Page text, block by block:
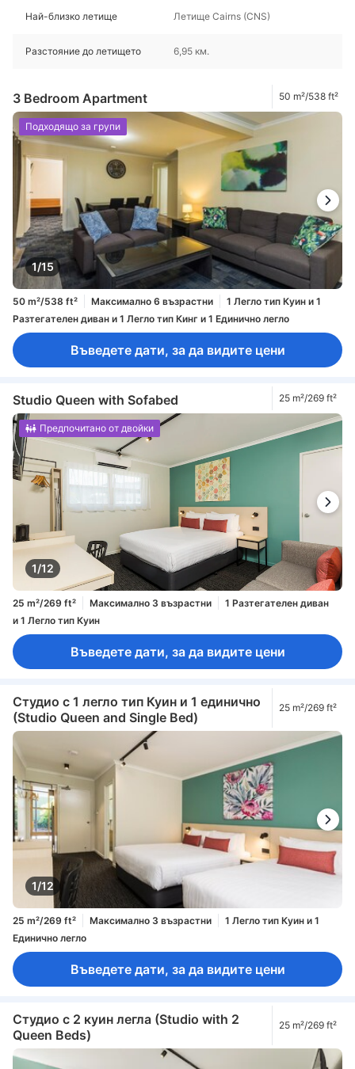
Най-близко летище Летище Cairns (CNS)
Разстояние до летището 6,95 км.
3 Bedroom Apartment 50 m²/538 ft²
1/15
Подходящо за групи
50 m²/538 ft² Максимално 6 възрастни
1 Легло тип Куин и 1
Разтегателен диван и 1 Легло тип Кинг и 1 Единично легло
Въведете дати, за да видите цени
Studio Queen with Sofabed 25 m²/269 ft²
1/12
Предпочитано от двойки
25 m²/269 ft² Максимално 3 възрастни
1 Разтегателен диван
и 1 Легло тип Куин
Въведете дати, за да видите цени
Студио с 1 легло тип Куин и 1 единично
(Studio Queen and Single Bed)
25 m²/269 ft²
1/12
25 m²/269 ft² Максимално 3 възрастни
1 Легло тип Куин и 1
Единично легло
Въведете дати, за да видите цени
Студио с 2 куин легла (Studio with 2
Queen Beds)
25 m²/269 ft²